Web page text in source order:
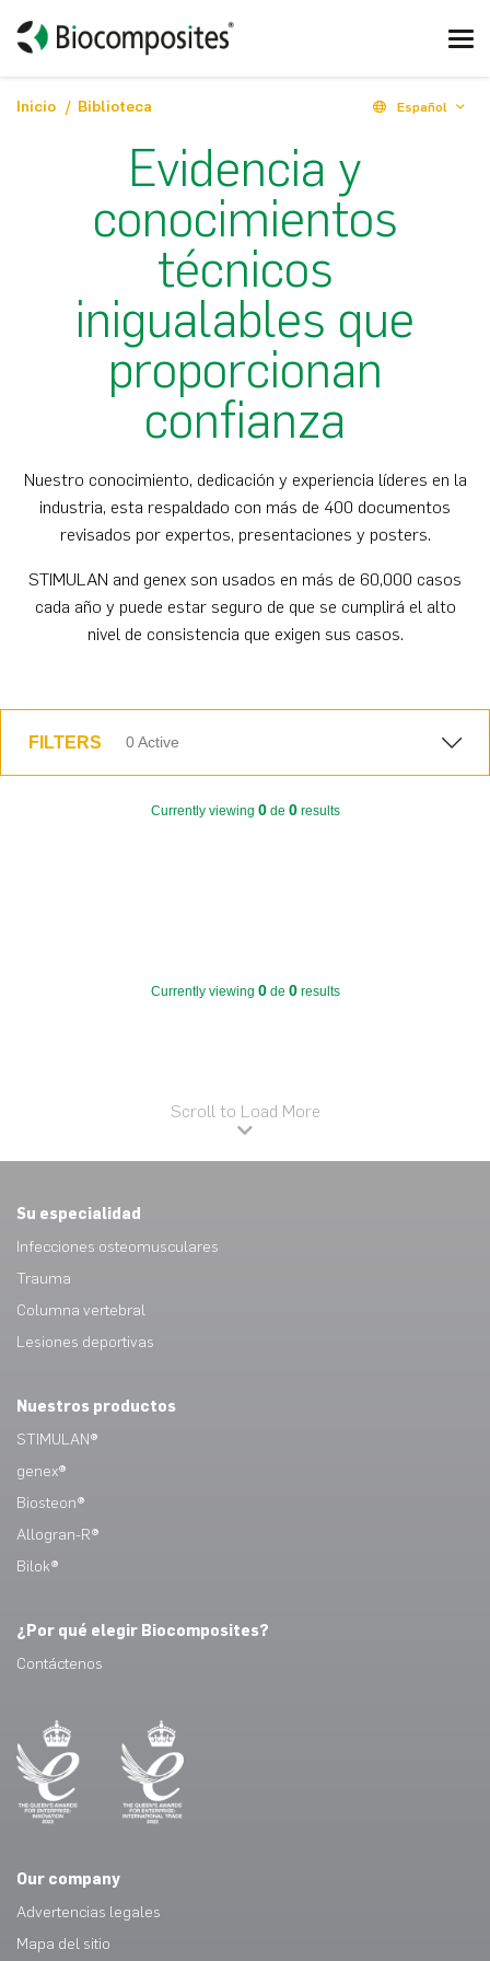
Inicio Biblioteca Español
Evidencia y
conocimientos
técnicos
inigualables que
proporcionan
confianza
Nuestro conocimiento, dedicación y experiencia líderes en la
industria, esta respaldado con más de 400 documentos
revisados por expertos, presentaciones y posters.
STIMULAN and genex son usados en más de 60,000 casos
cada año y puede estar seguro de que se cumplirá el alto
nivel de consistencia que exigen sus casos.
FILTERS 0Active
Currently viewing 0de 0results
Currently viewing 0de 0results
Scroll to Load More
Su especialidad
Infecciones osteomusculares
Trauma
Columna vertebral
Lesiones deportivas
Nuestros productos
STIMULAN®
genex®
Biosteon®
Allogran-R®
Bilok®
¿Por qué elegir Biocomposites?
Contáctenos
Our company
Advertencias legales
Mapa del sitio